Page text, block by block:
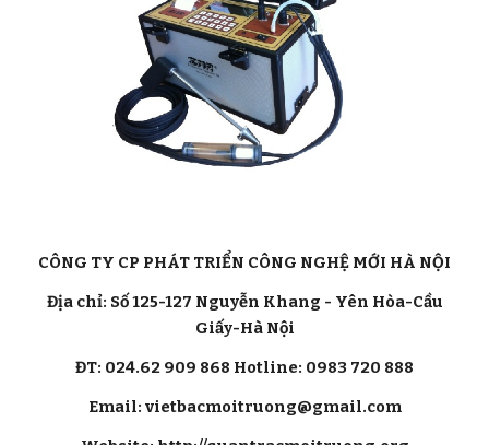
CÔNG TY CP PHÁT TRIỂN CÔNG NGHỆ MỚI HÀ NỘI
Địa chỉ: Số 125-127 Nguyễn Khang - Yên Hòa-Cầu
Giấy-Hà Nội
ĐT: 024.62 909 868 Hotline: 0983 720 888
Email: vietbacmoitruong@gmail.com